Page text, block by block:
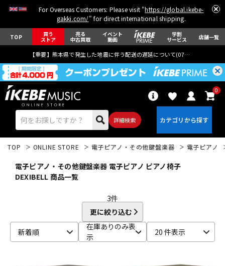
For Overseas Customers: Please visit "https://global.ikebe-
gakki.com/" for direct international shipping.
TOP 買う
ストア
売る
中古買取
イベント
動画
学割
サービス 店舗一覧
【重要】熊本県で発生した地震に伴う配送の遅延について(07月29日
詳細検索
0
ベース ウクレレ
TOP ONLINE STORE 電子ピアノ・その他鍵盤楽器 電子ピアノ
電子ピアノ・その他鍵盤楽器 電子ピアノ ピアノ椅子
DEXIBELL 商品一覧
3件
更に絞り込む
新着順
在庫ありのみ表
示
20 件表示